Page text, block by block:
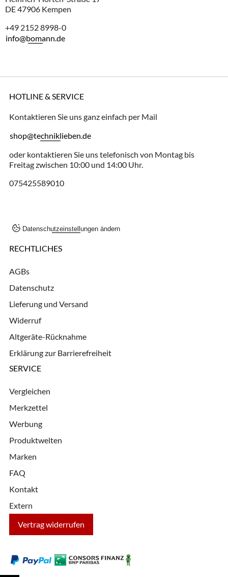
DE 47906 Kempen
+49 2152 8998-0
info@bomann.de
HOTLINE & SERVICE
Kontaktieren Sie uns ganz einfach per Mail
shop@techniklieben.de
oder kontaktieren Sie uns telefonisch von Montag bis
Freitag zwischen 10:00 und 14:00 Uhr.
075425589010
Datenschutzeinstellungen ändern
RECHTLICHES
AGBs
Datenschutz
Lieferung und Versand
Widerruf
Altgeräte-Rücknahme
Erklärung zur Barrierefreiheit
SERVICE
Vergleichen
Merkzettel
Werbung
Produktwelten
Marken
FAQ
Kontakt
Extern
Vertrag widerrufen